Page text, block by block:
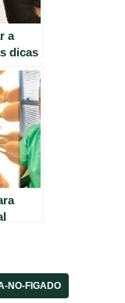
a
dicas
NO-FIGADO